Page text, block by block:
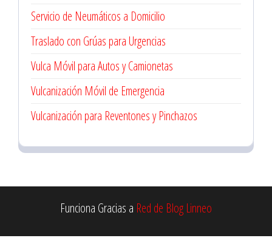
Servicio de Neumáticos a Domicilio
Traslado con Grúas para Urgencias
Vulca Móvil para Autos y Camionetas
Vulcanización Móvil de Emergencia
Vulcanización para Reventones y Pinchazos
Funciona Gracias a Red de Blog Linneo